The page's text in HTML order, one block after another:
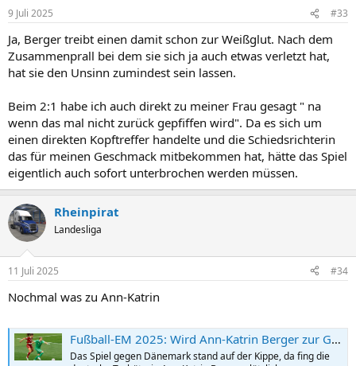
e
:
9 Juli 2025 #33
Ja, Berger treibt einen damit schon zur Weißglut. Nach dem
Zusammenprall bei dem sie sich ja auch etwas verletzt hat,
hat sie den Unsinn zumindest sein lassen.
Beim 2:1 habe ich auch direkt zu meiner Frau gesagt " na
wenn das mal nicht zurück gepfiffen wird". Da es sich um
einen direkten Kopftreffer handelte und die Schiedsrichterin
das für meinen Geschmack mitbekommen hat, hätte das Spiel
eigentlich auch sofort unterbrochen werden müssen.
Rheinpirat
Landesliga
11 Juli 2025 #34
Nochmal was zu Ann-Katrin
Fußball-EM 2025: Wird Ann-Katrin Berger zur Gefahr für Deutschland?
Das Spiel gegen Dänemark stand auf der Kippe, da fing die